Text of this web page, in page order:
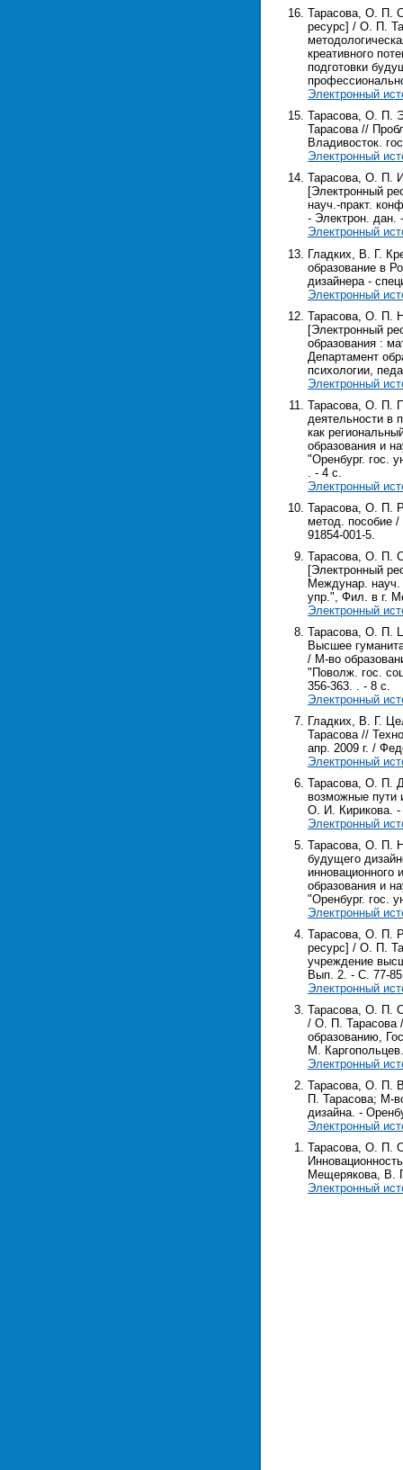
Тарасова, О. П.
ресурс] / О. П.
креативного
подготовки
Электронный
Тарасова, О. П.
Тарасова //
Владивосток.
Электронный
Тарасова, О. П.
[Электронный
науч.-практ.
- Электрон. дан.
Электронный
Гладких, В. Г.
образование в
дизайнера -
Электронный
Тарасова, О. П.
[Электронный
образования :
Департамент
психологии,
Электронный
Тарасова, О. П.
деятельности в
как
образования и
"Оренбург. гос.
. - 4 с.
Электронный
Тарасова, О. П.
метод. пособие
91854-001-5.
Тарасова, О. П.
[Электронный
Междунар. науч.
упр.", Фил. в г.
Электронный
Тарасова, О. П.
Высшее
/ М-во
"Поволж. гос.
356-363. . - 8 с.
Электронный
Гладких, В. Г.
Тарасова //
апр. 2009 г. /
Электронный
Тарасова, О. П.
возможные пути
О. И. Кирикова.
Электронный
Тарасова, О. П.
будущего
инновационного
образования и
"Оренбург. гос.
Электронный
Тарасова, О. П.
ресурс] / О. П.
учреждение
Вып. 2. - С. 77-
Электронный
Тарасова, О. П.
/ О. П. Тарасова
образованию,
М.
Электронный
Тарасова, О. П.
П. Тарасова; М-
дизайна. -
Электронный
Тарасова, О. П.
Мещерякова, В.
Электронный